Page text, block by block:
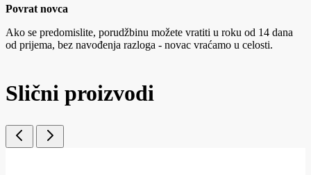
Povrat novca
Ako se predomislite, porudžbinu možete vratiti u roku od 14 dana
od prijema, bez navođenja razloga - novac vraćamo u celosti.
Slični proizvodi